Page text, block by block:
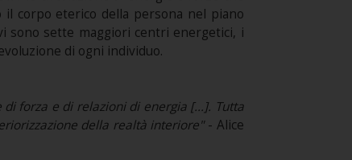
corpo eterico della persona nel piano
sono sette maggiori centri energetici, i
di ogni individuo.
forza e di relazioni di energia [...]. Tutta
della realtà interiore"- Alice